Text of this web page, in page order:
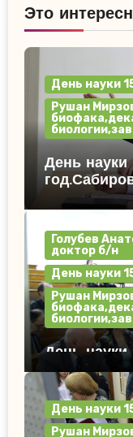
Это
День науки
Рушан
День науки
Голубев
доктор б/н
День науки
Рушан
День науки
День науки
Рушан